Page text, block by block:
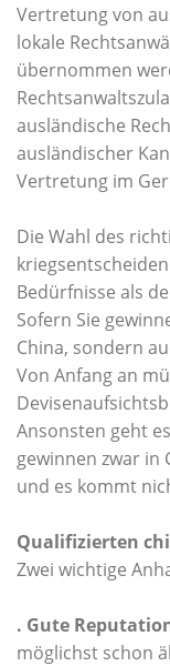
Vertretung von
lokale
übernommen
ausländische
ausländischer
Vertretung im
Die Wahl des
Bedürfnisse als
Sofern Sie
China, sondern
Von Anfang an
Ansonsten geht
gewinnen zwar in
und es kommt
Qualifizierten
Zwei wichtige
. Gute
möglichst schon